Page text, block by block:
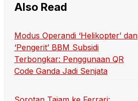
Also Read
Modus Operandi ‘Helikopter’ dan
‘Pengerit’ BBM Subsidi
Terbongkar: Penggunaan QR
Code Ganda Jadi Senjata